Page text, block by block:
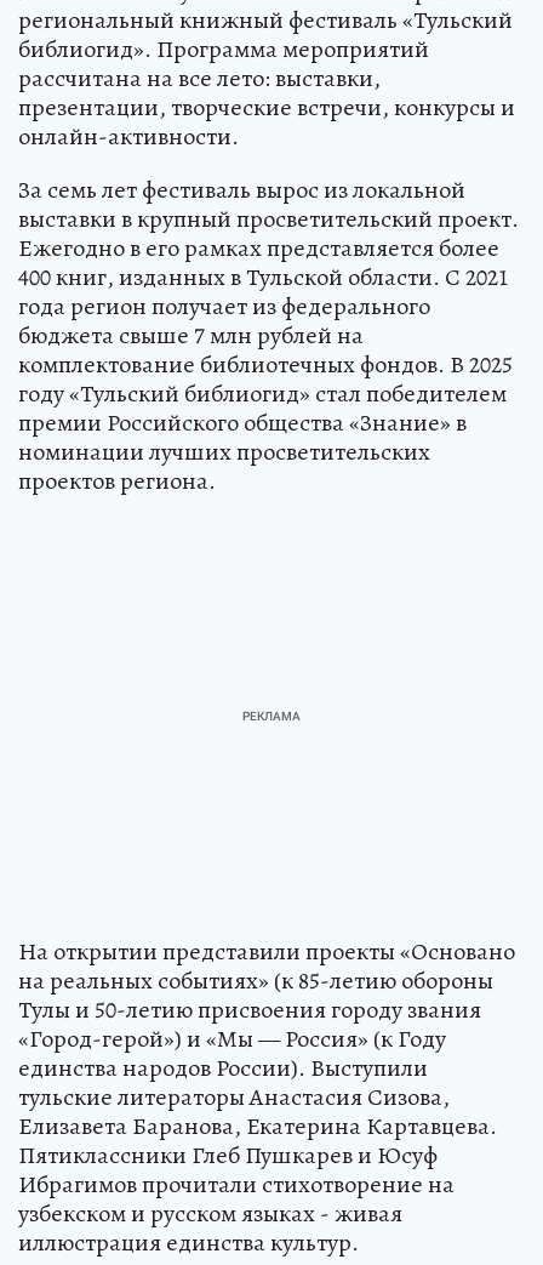
региональный книжный фестиваль «Тульский
библиогид». Программа мероприятий
рассчитана на все лето: выставки,
презентации, творческие встречи, конкурсы и
онлайн-активности.
За семь лет фестиваль вырос из локальной
выставки в крупный просветительский проект.
Ежегодно в его рамках представляется более
400 книг, изданных в Тульской области. С 2021
года регион получает из федерального
бюджета свыше 7 млн рублей на
комплектование библиотечных фондов. В 2025
году «Тульский библиогид» стал победителем
премии Российского общества «Знание» в
номинации лучших просветительских
проектов региона.
На открытии представили проекты «Основано
на реальных событиях» (к 85-летию обороны
Тулы и 50-летию присвоения городу звания
«Город-герой») и «Мы — Россия» (к Году
единства народов России). Выступили
тульские литераторы Анастасия Сизова,
Елизавета Баранова, Екатерина Картавцева.
Пятиклассники Глеб Пушкарев и Юсуф
Ибрагимов прочитали стихотворение на
узбекском и русском языках - живая
иллюстрация единства культур.